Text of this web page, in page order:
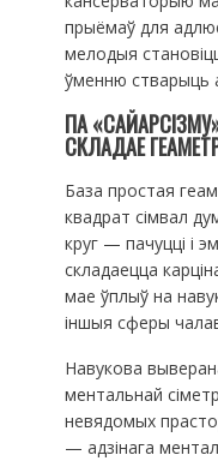
прыёмаў для
мелодыя
ўменню стварыць
ПА
СКЛАДАЕ
База простая
квадрат сімвал
круг — пачуцці і
складаецца
мае ўплыў на
іншыя сферы
Навукова
ментальнай
невядомых
— адзінага